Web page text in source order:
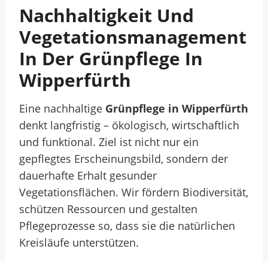
Nachhaltigkeit Und
Vegetationsmanagement
In Der Grünpflege In
Wipperfürth
Eine nachhaltige Grünpflege in Wipperfürth
denkt langfristig – ökologisch, wirtschaftlich
und funktional. Ziel ist nicht nur ein
gepflegtes Erscheinungsbild, sondern der
dauerhafte Erhalt gesunder
Vegetationsflächen. Wir fördern Biodiversität,
schützen Ressourcen und gestalten
Pflegeprozesse so, dass sie die natürlichen
Kreisläufe unterstützen.